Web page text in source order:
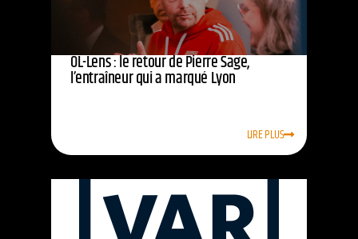
OL-Lens : le retour de Pierre Sage,
l’entraîneur qui a marqué Lyon
LIRE PLUS